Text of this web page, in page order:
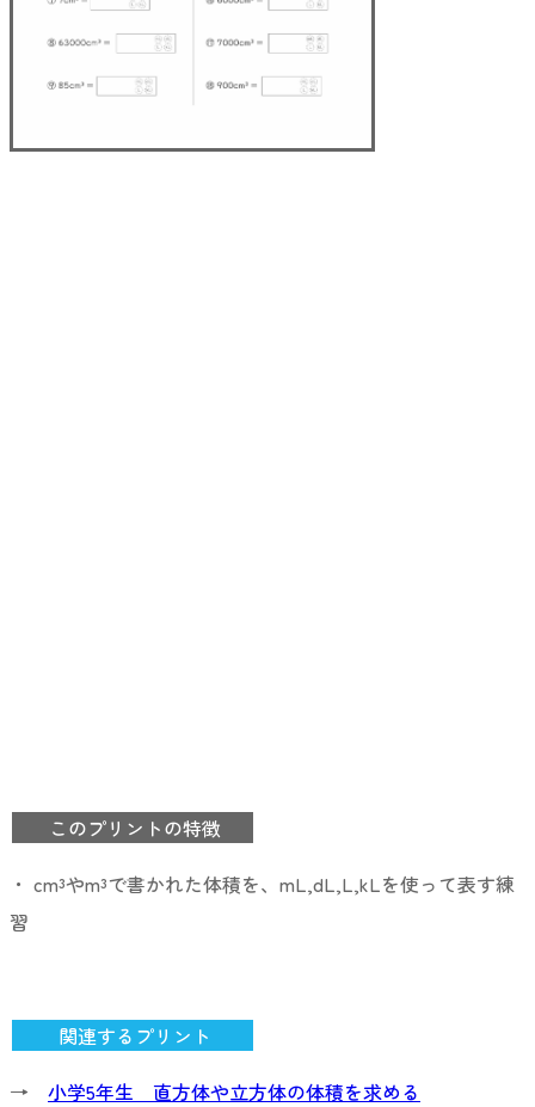
このプリントの特徴
・ cm³やm³で書かれた体積を、mL,dL,L,kLを使って表す練
習
関連するプリント
→ 小学5年生 直方体や立方体の体積を求める